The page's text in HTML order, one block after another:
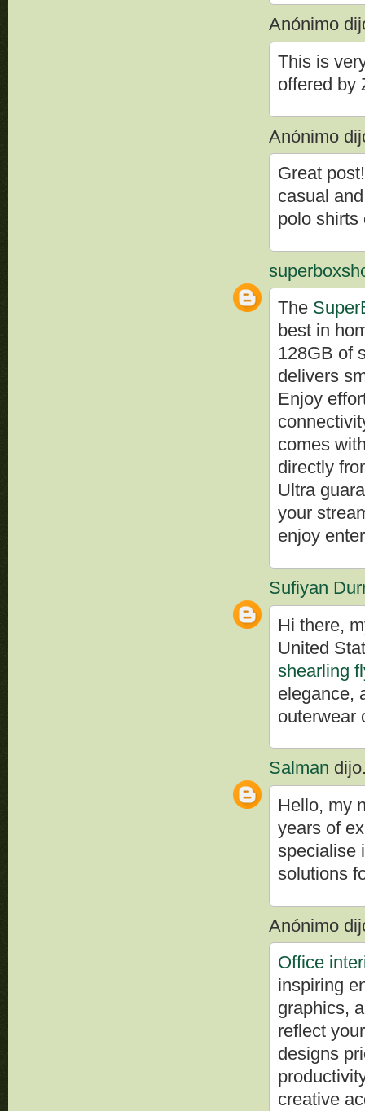
Anónimo
This is
offered by
Anónimo
Great
casual
polo shirts
The
best in
128GB of
delivers
Enjoy
comes
directly
Ultra
your
enjoy
Sufiyan
Hi there,
United
shearling
elegance,
outerwear
Salman
Hello, my
years of
specialise
solutions
Anónimo
Office
inspiring
graphics,
reflect
designs
creative